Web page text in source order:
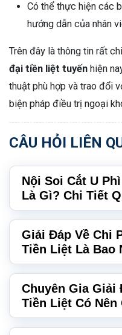
Có thể thực hiện các
hướng dẫn của nhân
Trên đây là thông tin rất
đại tiền liệt tuyến hiện
thuật phù hợp và trao đổi
biện pháp điều trị ngoại
CÂU HỎI LIÊN
Nội Soi Cắt U
Là Gì? Chi Tiết
Giải Đáp Về Chi
Tiền Liệt Là Bao
Chuyên Gia Giải
Tiền Liệt Có Nên